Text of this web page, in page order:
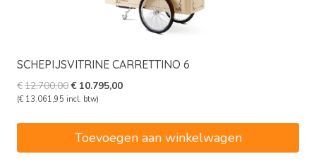
SCHEPIJSVITRINE CARRETTINO 6
€12.700,00Oorspronkelijke
prijs
€ 10.795,00Huidige
(€ 13.061,95 incl. btw)
Toevoegen aan winkelwagen